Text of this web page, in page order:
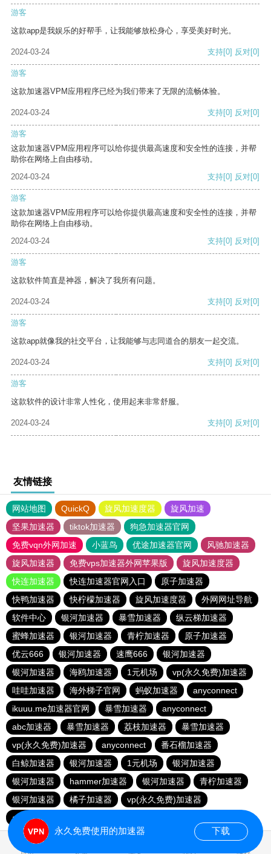
游客
这款app是我娱乐的好帮手，让我能够放松身心，享受美好时光。
2024-03-24 支持[0] 反对[0]
游客
这款加速器VPM应用程序已经为我们带来了无限的流畅体验。
2024-03-24 支持[0] 反对[0]
游客
这款加速器VPM应用程序可以给你提供最高速度和安全性的连接，并帮
助你在网络上自由移动。
2024-03-24
支持[0] 反对[0]
游客
这款加速器VPM应用程序可以给你提供最高速度和安全性的连接，并帮
助你在网络上自由移动。
2024-03-24
支持[0] 反对[0]
游客
这款软件简直是神器，解决了我所有问题。
2024-03-24 支持[0] 反对[0]
游客
这款app就像我的社交平台，让我能够与志同道合的朋友一起交流。
2024-03-24 支持[0] 反对[0]
游客
这款软件的设计非常人性化，使用起来非常舒服。
2024-03-24 支持[0] 反对[0]
友情链接
网站地图 QuickQ 旋风加速度器
旋风加速
坚果加速器
tiktok加速器
狗急加速器官网
免费vqn外网加速
小蓝鸟 优途加速器官网
风驰加速器
旋风加速器
免费vps加速器外网苹果版
旋风加速度器
快连加速器
快连加速器官网入口
原子加速器
快鸭加速器
快柠檬加速器 旋风加速度器
外网网址导航
软件中心
银河加速器 暴雪加速器
纵云梯加速器
蜜蜂加速器
银河加速器 青柠加速器
原子加速器
优云666
银河加速器 速鹰666
银河加速器
银河加速器
海鸥加速器 1元机场
vp(永久免费)加速器
哇哇加速器
海外梯子官网 蚂蚁加速器
anyconnect
ikuuu.me加速器官网
暴雪加速器
anyconnect
abc加速器
暴雪加速器 荔枝加速器
暴雪加速器
vp(永久免费)加速器
anyconnect
番石榴加速器
白鲸加速器
银河加速器 1元机场
银河加速器
银河加速器
hammer加速器 银河加速器
青柠加速器
银河加速器
橘子加速器
vp(永久免费)加速器
anyconnect
永久免费使用的加速器 下载